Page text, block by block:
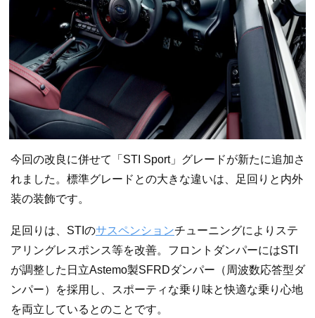
今回の改良に併せて「STI Sport」グレードが新たに追加さ
れました。標準グレードとの大きな違いは、足回りと内外
装の装飾です。
足回りは、STIのサスペンションチューニングによりステ
アリングレスポンス等を改善。フロントダンパーにはSTI
が調整した日立Astemo製SFRDダンパー（周波数応答型ダ
ンパー）を採用し、スポーティな乗り味と快適な乗り心地
を両立しているとのことです。